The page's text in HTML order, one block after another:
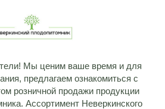
Мы ценим ваше время и для
предлагаем ознакомиться с
розничной продажи продукции
Ассортимент Неверкинского